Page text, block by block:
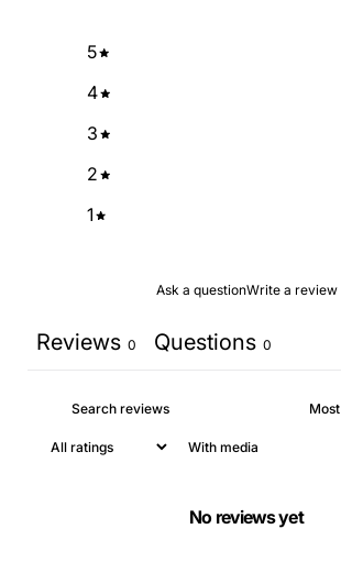
5
4
3
2
1
Ask a questionWrite a review
Reviews 0 Questions 0
With media
No reviews yet